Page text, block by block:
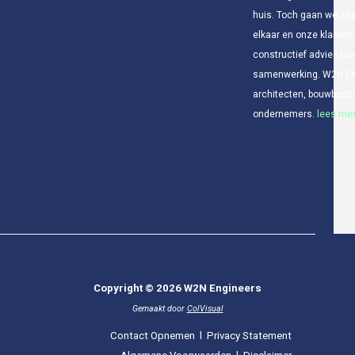
huis. Toch gaan we
elkaar en onze
constructief advies
samenwerking. W2N
architecten,
ondernemers. lees
Copyright © 2026 W2N Engineers
Gemaakt door ColVisual
Contact Opnemen
Privacy Statement